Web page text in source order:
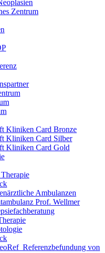
Zentrum
Kliniken Card Bronze
Kliniken Card Silber
Kliniken Card Gold
Ambulanzen
Prof. Wellmer
von